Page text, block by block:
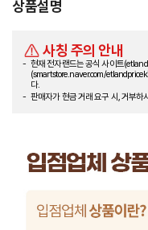
상품설명
사칭 주의 안내
현재 전자랜드는 공식 사이트
(smartstore.naver.com/
다.
판매자가 현금 거래 요구 시, 거부하